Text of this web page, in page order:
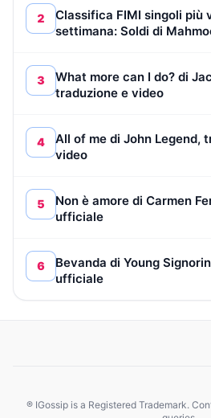
2
Classifica FIMI singoli più
settimana: Soldi di
3
What more can I do? di
traduzione e video
4
All of me di John Legend,
video
5
Non è amore di Carmen
ufficiale
6
Bevanda di Young
ufficiale
® IGossip is a Registered Trademark.